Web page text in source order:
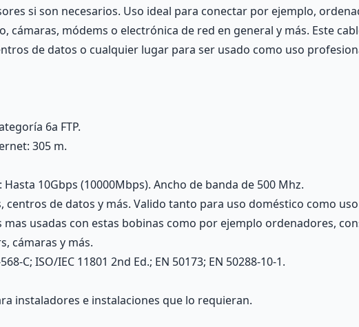
si son necesarios. Uso ideal para conectar por ejemplo,
cámaras, módems o electrónica de red en general y más. Este
de datos o cualquier lugar para ser usado como uso
6a FTP.
305 m.
10Gbps (10000Mbps). Ancho de banda de 500 Mhz.
centros de datos y más. Valido tanto para uso doméstico como
usadas con estas bobinas como por ejemplo ordenadores,
cámaras y más.
C; ISO/IEC 11801 2nd Ed.; EN 50173; EN 50288-10-1.
instaladores e instalaciones que lo requieran.